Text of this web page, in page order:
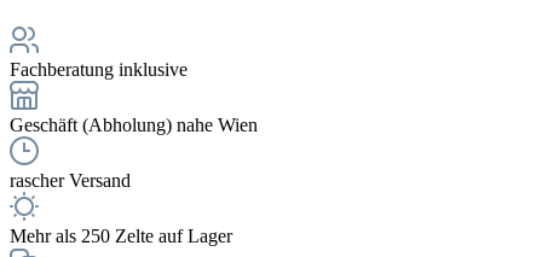
Fachberatung inklusive
Geschäft (Abholung) nahe Wien
rascher Versand
Mehr als 250 Zelte auf Lager